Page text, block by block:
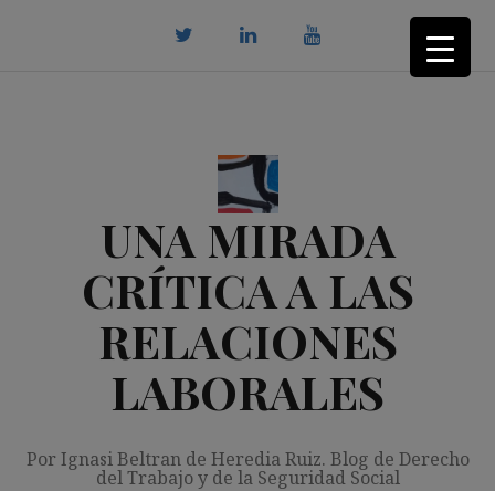
UNA MIRADA
CRÍTICA A LAS
RELACIONES
LABORALES
Por Ignasi Beltran de Heredia Ruiz. Blog de Derecho
del Trabajo y de la Seguridad Social